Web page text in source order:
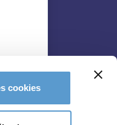
cookies